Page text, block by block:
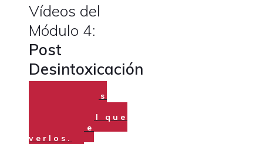
Vídeos del
Módulo 4:
Post
Desintoxicación
Los vídeos
orden en el que
tienes que
verlos.